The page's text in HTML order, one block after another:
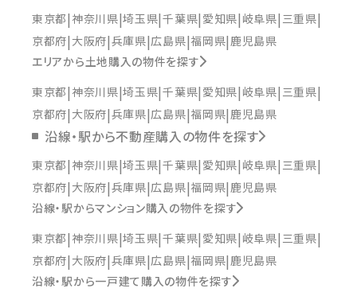
東京都 神奈川県 埼玉県 千葉県 愛知県 岐阜県 三重県
京都府 大阪府 兵庫県 広島県 福岡県 鹿児島県
エリアから土地購入の物件を探す
東京都 神奈川県 埼玉県 千葉県 愛知県 岐阜県 三重県
京都府 大阪府 兵庫県 広島県 福岡県 鹿児島県
沿線・駅から不動産購入の物件を探す
東京都 神奈川県 埼玉県 千葉県 愛知県 岐阜県 三重県
京都府 大阪府 兵庫県 広島県 福岡県 鹿児島県
沿線・駅からマンション購入の物件を探す
東京都 神奈川県 埼玉県 千葉県 愛知県 岐阜県 三重県
京都府 大阪府 兵庫県 広島県 福岡県 鹿児島県
沿線・駅から一戸建て購入の物件を探す